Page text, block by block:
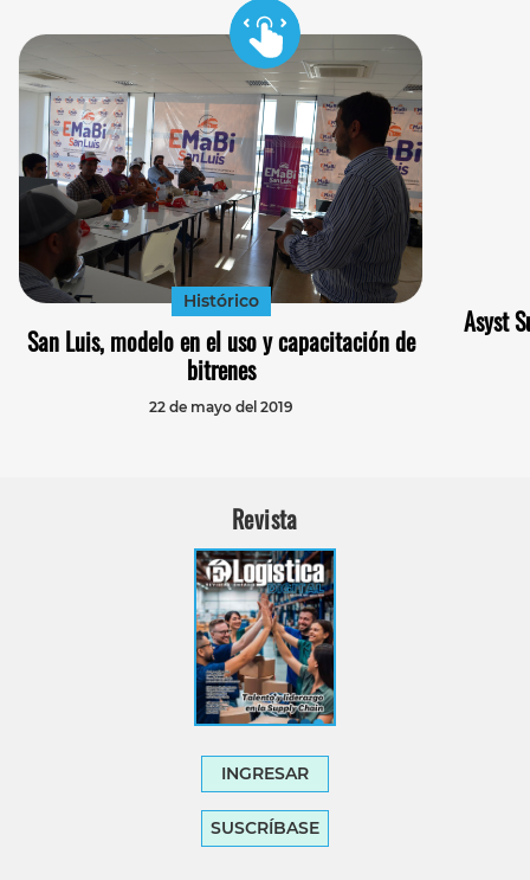
Histórico
San Luis, modelo en el uso y capacitación de
bitrenes
22 de mayo del 2019
Asyst
Revista
INGRESAR
SUSCRÍBASE